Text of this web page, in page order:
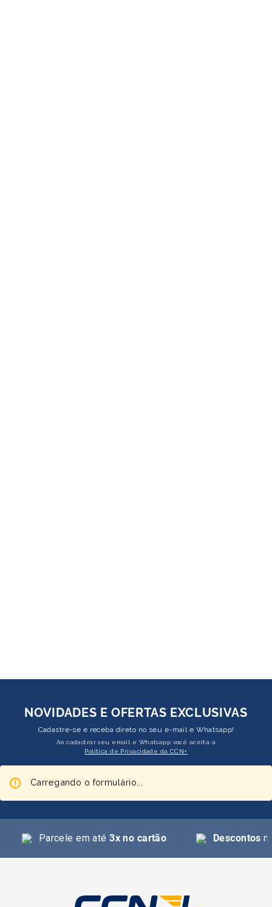
NOVIDADES E OFERTAS EXCLUSIVAS
Cadastre-se e receba direto no seu e-mail e Whatsapp!
Ao cadastrar seu email e Whatsapp você aceita a
Política de Privacidade da CCN+
Carregando o formulário...
Parcele em até3x no cartão Descontos